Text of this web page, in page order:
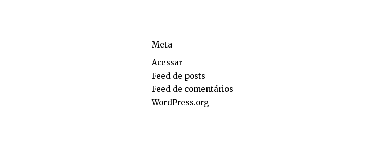
Meta
Acessar
Feed de posts
Feed de comentários
WordPress.org